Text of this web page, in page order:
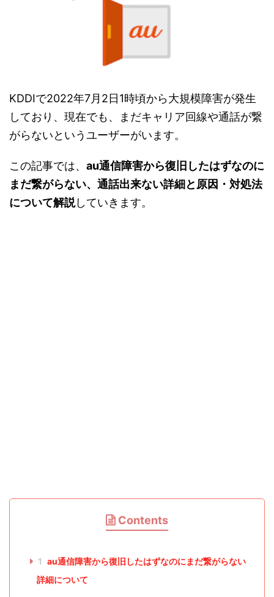
KDDIで2022年7月2日1時頃から大規模障害が発生
しており、現在でも、まだキャリア回線や通話が繋
がらないというユーザーがいます。
この記事では、 au通信障害から復旧したはずなのに
まだ繋がらない、通話出来ない詳細と原因・対処法
について解説していきます。
Contents
1 au通信障害から復旧したはずなのにまだ繋がらない
詳細について